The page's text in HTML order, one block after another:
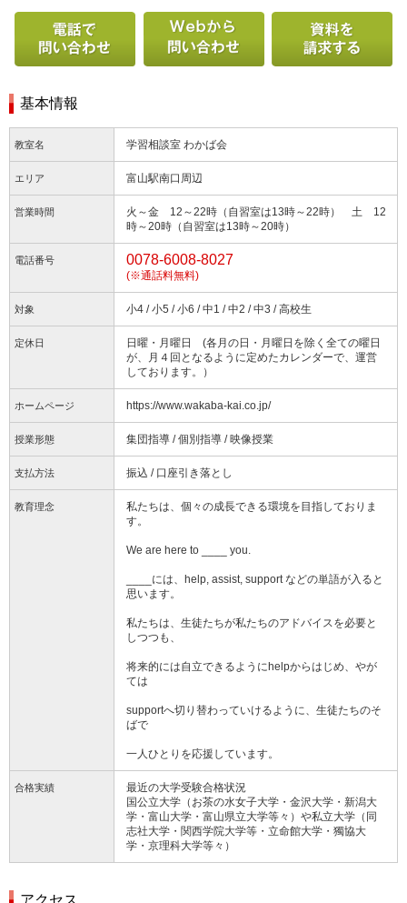
基本情報
教室名 学習相談室 わかば会
エリア 富山駅南口周辺
営業時間
火～金 12～22時（自習室は13時～22時） 土 12
時～20時（自習室は13時～20時）
電話番号 0078-6008-8027
(※通話料無料)
対象 小4 / 小5 / 小6 / 中1 / 中2 / 中3 / 高校生
定休日
日曜・月曜日 (各月の日・月曜日を除く全ての曜日
が、月４回となるように定めたカレンダーで、運営
しております。）
ホームページ https://www.wakaba-kai.co.jp/
授業形態 集団指導 / 個別指導 / 映像授業
支払方法 振込 / 口座引き落とし
教育理念
私たちは、個々の成長できる環境を目指しておりま
す。
We are here to ____ you.
____には、help, assist, support などの単語が入ると
思います。
私たちは、生徒たちが私たちのアドバイスを必要と
しつつも、
将来的には自立できるようにhelpからはじめ、やが
ては
supportへ切り替わっていけるように、生徒たちのそ
ばで
一人ひとりを応援しています。
合格実績
最近の大学受験合格状況
国公立大学（お茶の水女子大学・金沢大学・新潟大
学・富山大学・富山県立大学等々）や私立大学（同
志社大学・関西学院大学等・立命館大学・獨協大
学・京理科大学等々）
アクセス